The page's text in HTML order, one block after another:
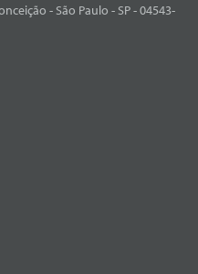
- São Paulo - SP - 04543-